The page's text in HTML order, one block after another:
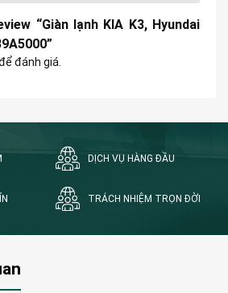
“Giàn lạnh KIA K3, Hyundai
đánh giá.
DỊCH VỤ HÀNG ĐẦU
TRÁCH NHIỆM TRỌN ĐỜI